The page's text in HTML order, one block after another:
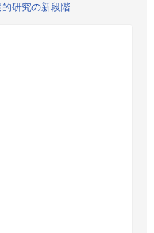
研究の新段階